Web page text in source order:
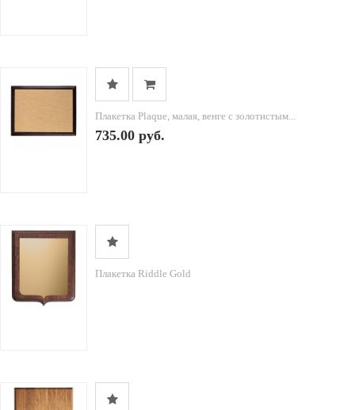
Плакетка Plaque, малая, венге с золотистым...
735.00 руб.
Плакетка Riddle Gold